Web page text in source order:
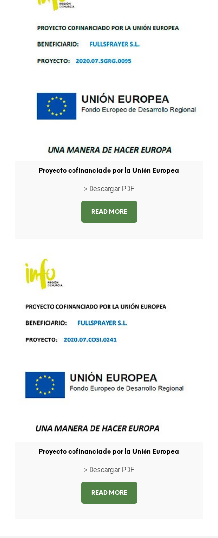
Proyecto cofinanciado por la Unión Europea
> Descargar PDF
READ MORE
Proyecto cofinanciado por la Unión Europea
> Descargar PDF
READ MORE